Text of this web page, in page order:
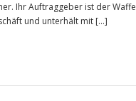
Ihr Auftraggeber ist der
und unterhält mit […]